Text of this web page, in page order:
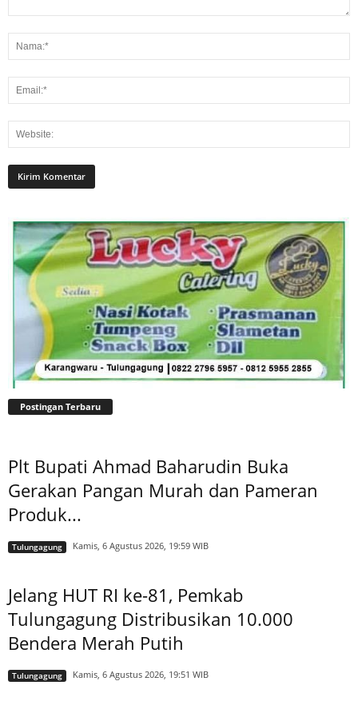
Postingan Terbaru
Plt Bupati Ahmad Baharudin Buka
Gerakan Pangan Murah dan Pameran
Produk...
Tulungagung Kamis, 6 Agustus 2026, 19:59 WIB
Jelang HUT RI ke-81, Pemkab
Tulungagung Distribusikan 10.000
Bendera Merah Putih
Tulungagung Kamis, 6 Agustus 2026, 19:51 WIB